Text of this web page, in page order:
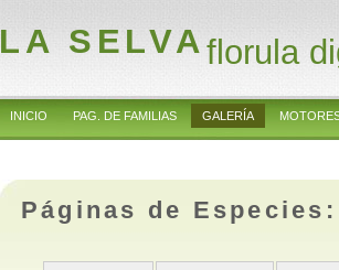
LA SELVAflorula
INICIO PAG. DE FAMILIAS GALERÍA
Páginas de